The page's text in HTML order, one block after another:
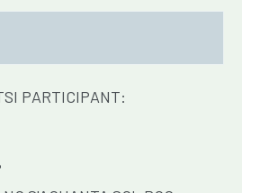
PARTICIPANT: